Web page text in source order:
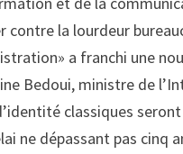
la lourdeur
a franchi une
Bedoui, ministre de
classiques
ne dépassant pas cinq